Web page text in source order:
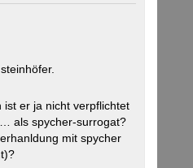
er ja nicht verpflichtet
als spycher-surrogat?
mit spycher